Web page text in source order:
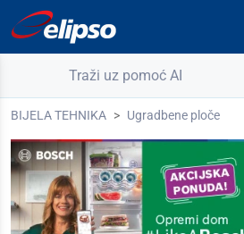
Traži uz pomoć AI
BIJELA TEHNIKA Ugradbene ploče